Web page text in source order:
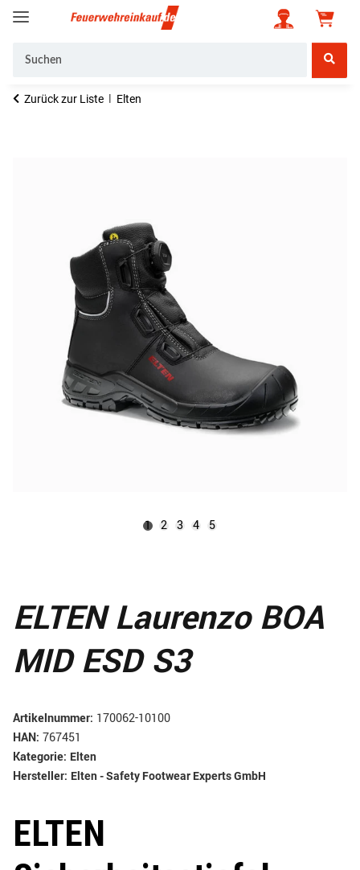
Zurück zur Liste Elten
1 2 3 4 5
ELTEN Laurenzo BOA
MID ESD S3
Artikelnummer: 170062-10100
HAN: 767451
Kategorie: Elten
Hersteller: Elten - Safety Footwear Experts GmbH
ELTEN